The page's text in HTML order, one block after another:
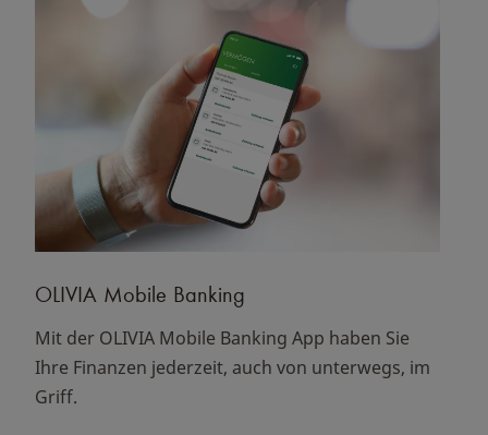
OLIVIA Mobile Banking
Mit der OLIVIA Mobile Banking App haben Sie
Ihre Finanzen jederzeit, auch von unterwegs, im
Griff.